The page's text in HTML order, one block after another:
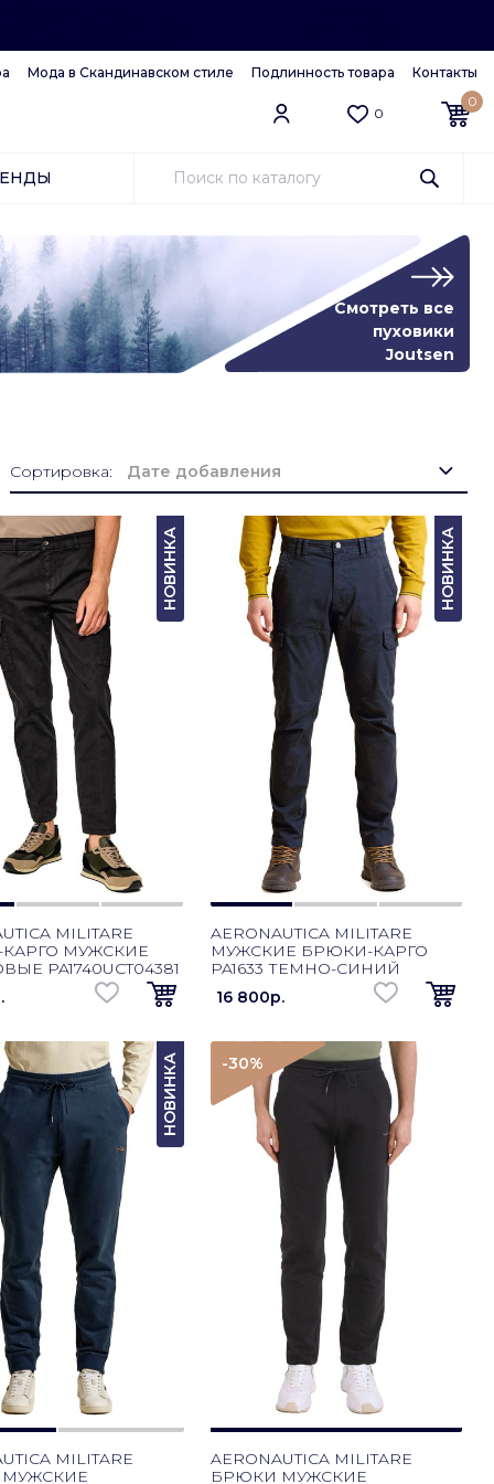
Мода в Скандинавском стиле Подлинность товара Контакты
0
0
Смотреть все
пуховики
Joutsen
Сортировка: Дате добавления
НОВИНКА
MILITARE
МУЖСКИЕ
PA1740UCT04381
НОВИНКА
AERONAUTICA MILITARE
МУЖСКИЕ БРЮКИ-КАРГО
PA1633 ТЕМНО-СИНИЙ
16 800p.
НОВИНКА
MILITARE
-30%
AERONAUTICA MILITARE
БРЮКИ МУЖСКИЕ